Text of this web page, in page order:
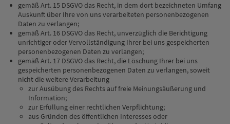
gemäß Art. 15 DSGVO das Recht, in dem dort bezeichneten Umfang
Auskunft über Ihre von uns verarbeiteten personenbezogenen
Daten zu verlangen;
gemäß Art. 16 DSGVO das Recht, unverzüglich die Berichtigung
unrichtiger oder Vervollständigung Ihrer bei uns gespeicherten
personenbezogenen Daten zu verlangen;
gemäß Art. 17 DSGVO das Recht, die Löschung Ihrer bei uns
gespeicherten personenbezogenen Daten zu verlangen, soweit
nicht die weitere Verarbeitung
zur Ausübung des Rechts auf freie Meinungsäußerung und
Information;
zur Erfüllung einer rechtlichen Verpflichtung;
aus Gründen des öffentlichen Interesses oder